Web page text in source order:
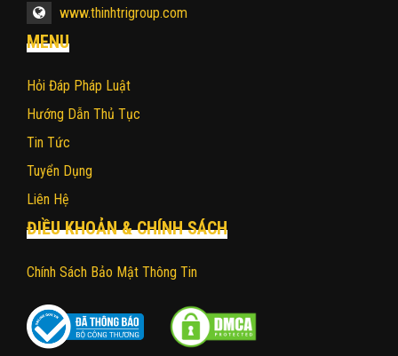
www.thinhtrigroup.com
MENU
Hỏi Đáp Pháp Luật
Hướng Dẫn Thủ Tục
Tin Tức
Tuyển Dụng
Liên Hệ
ĐIỀU KHOẢN & CHÍNH SÁCH
Chính Sách Bảo Mật Thông Tin